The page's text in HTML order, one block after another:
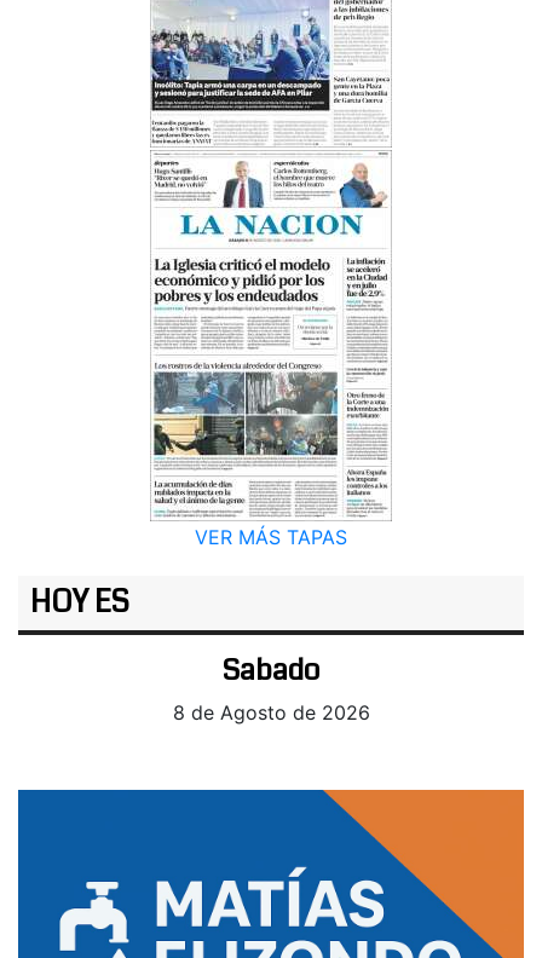
VER MÁS TAPAS
HOY ES
Sabado
8 de Agosto de 2026